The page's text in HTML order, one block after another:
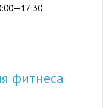
фитнеса